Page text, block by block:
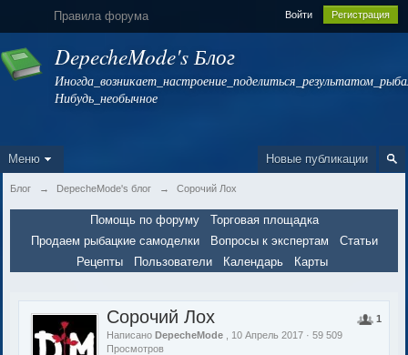
Правила форума Войти Регистрация
DepecheMode's Блог
Нибудь_необычное
Новые публикации
Меню
Блог → DepecheMode's блог → Сорочий Лох
Помощь по форуму
Торговая площадка
Продаем рыбацкие самоделки
Вопросы к экспертам
Статьи
Рецепты
Пользователи Календарь Карты
1
Сорочий Лох
НаписаноDepecheMode
, 10 Апрель 2017 · 59 509
Просмотров